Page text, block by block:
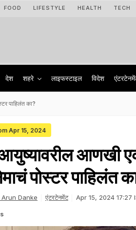
FOOD LIFESTYLE HEALTH TECH
देश शहरे लाइफस्टाइल विदेश
पाहिलंत का?
Apr 15, 2024
आयुष्यावरील
पोस्टर पाहिलंत
Danke एंटरटेनमेंट Apr 15, 2024 17:27